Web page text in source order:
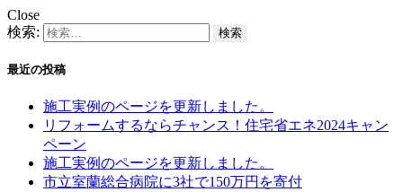
Close
検索:
最近の投稿
施工実例のページを更新しました。
リフォームするならチャンス！住宅省エネ2024キャン
ペーン​
施工実例のページを更新しました。
市立室蘭総合病院に3社で150万円を寄付